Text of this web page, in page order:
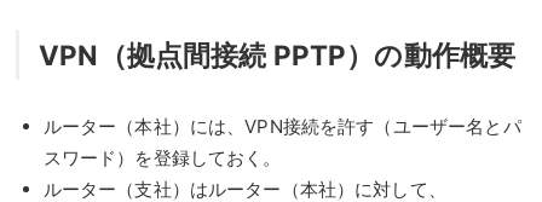
VPN（拠点間接続 PPTP）の動作概要
ルーター（本社）には、VPN接続を許す（ユーザー名とパ
スワード）を登録しておく。
ルーター（支社）はルーター（本社）に対して、